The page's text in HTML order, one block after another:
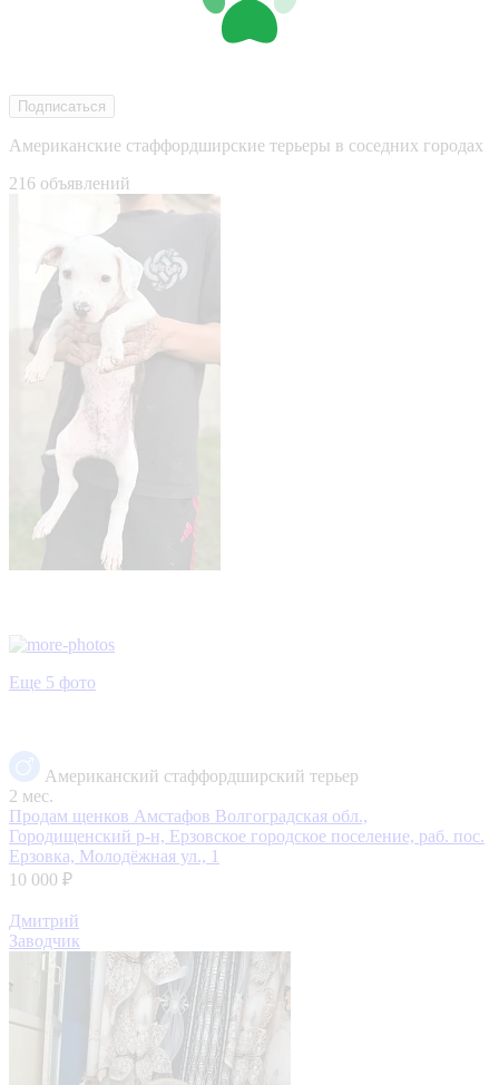
Подписаться
Американские стаффордширские терьеры в соседних городах
216 объявлений
Еще 5 фото
Американский стаффордширский терьер
2 мес.
Продам щенков Амстафов Волгоградская обл.,
Городищенский р-н, Ерзовское городское поселение, раб. пос.
Ерзовка, Молодёжная ул., 1
10 000 ₽
Дмитрий
Заводчик